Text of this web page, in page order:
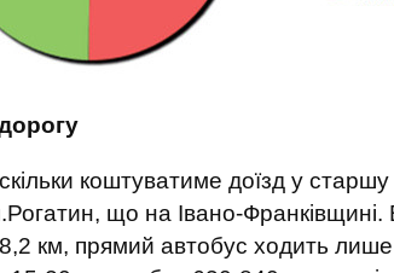
коштуватиме доїзд у
що на Івано-
км, прямий автобус ходить